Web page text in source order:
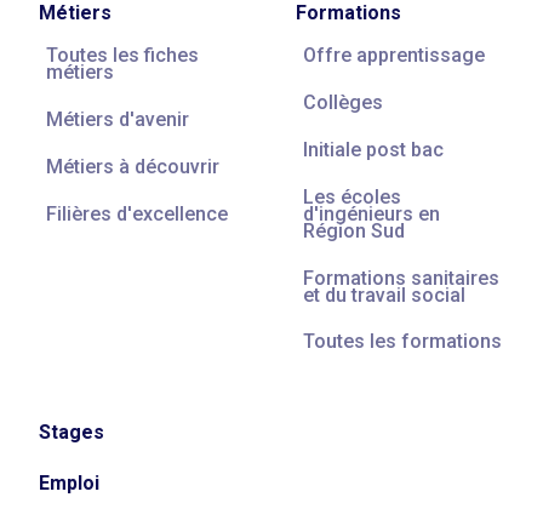
Métiers
Toutes les fiches
métiers
Métiers d'avenir
Métiers à découvrir
Filières d'excellence
Formations
Offre apprentissage
Collèges
Initiale post bac
Les écoles
d'ingénieurs en
Région Sud
Formations sanitaires
et du travail social
Toutes les formations
Stages
Emploi